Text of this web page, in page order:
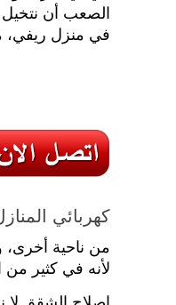
الصعب أن نتخيل
في منزل
كهربائي
من ناحية أخرى،
لأنه في كثير من